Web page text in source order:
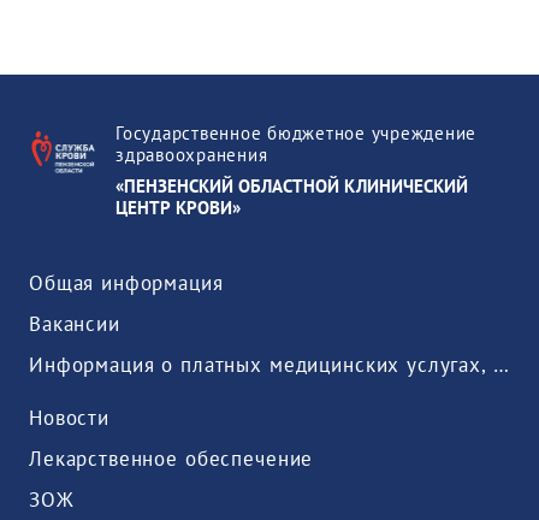
Государственное бюджетное учреждение
здравоохранения
«ПЕНЗЕНСКИЙ ОБЛАСТНОЙ КЛИНИЧЕСКИЙ
ЦЕНТР КРОВИ»
Общая информация
Вакансии
Информация о платных медицинских услугах, предоставляемых медицинской организацией
Новости
Лекарственное обеспечение
ЗОЖ